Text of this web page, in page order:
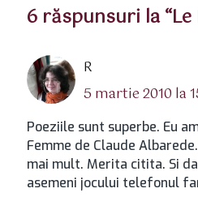
6 răspunsuri la
R
5 martie 2010 la
Poeziile sunt superbe. Eu
Femme de Claude
mai mult. Merita citita. Si
asemeni jocului telefonul